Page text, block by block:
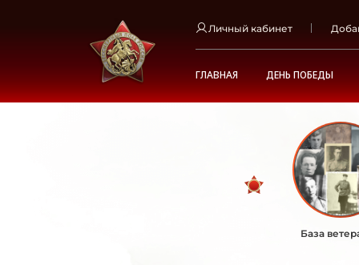
Личный кабинет
ГЛАВНАЯ ДЕНЬ ПОБЕДЫ
База